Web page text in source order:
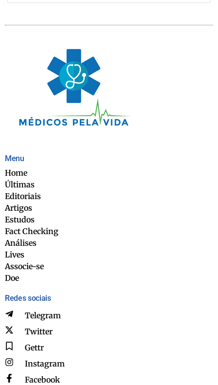
Menu
Home
Últimas
Editoriais
Artigos
Estudos
Fact Checking
Análises
Lives
Associe-se
Doe
Redes sociais
Telegram
Twitter
Gettr
Instagram
Facebook